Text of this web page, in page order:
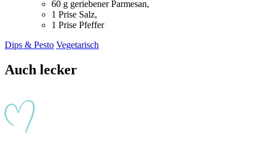
60 g geriebener Parmesan,
1 Prise Salz,
1 Prise Pfeffer
Dips & Pesto Vegetarisch
Auch lecker